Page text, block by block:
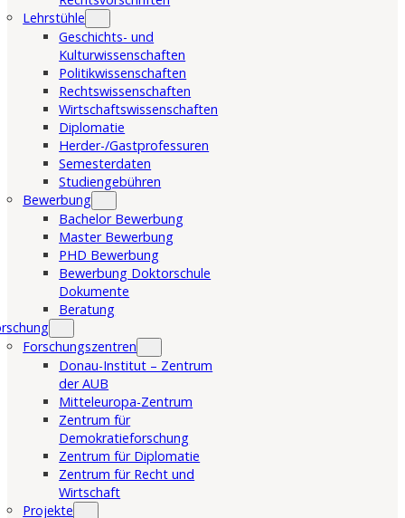
Lehrstühle
Geschichts- und
Kulturwissenschaften
Politikwissenschaften
Rechtswissenschaften
Wirtschaftswissenschaften
Diplomatie
Herder-/Gastprofessuren
Semesterdaten
Studiengebühren
Bewerbung
Bachelor Bewerbung
Master Bewerbung
PHD Bewerbung
Bewerbung Doktorschule
Dokumente
Beratung
Forschungszentren
Donau-Institut – Zentrum
der AUB
Mitteleuropa-Zentrum
Zentrum für
Demokratieforschung
Zentrum für Diplomatie
Zentrum für Recht und
Wirtschaft
Projekte